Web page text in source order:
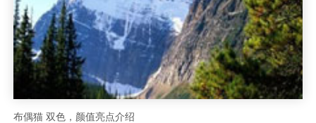
布偶猫 双色，颜值亮点介绍